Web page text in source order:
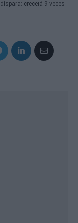
dispara: crecerá 9 veces